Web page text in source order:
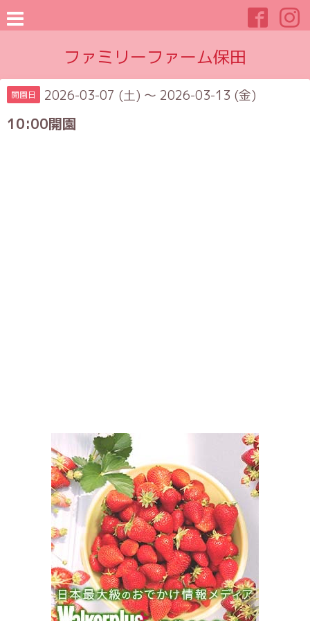
ファミリーファーム保田
開園日 2026-03-07 (土) ～ 2026-03-13 (金)
10:00開園